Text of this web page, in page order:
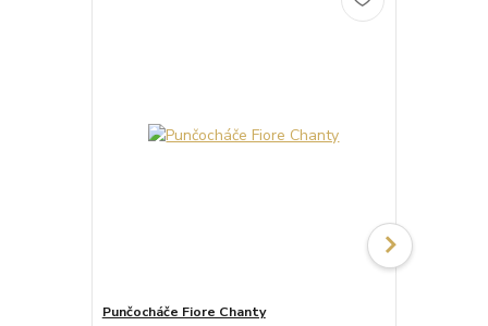
Punčocháče Fiore Chanty